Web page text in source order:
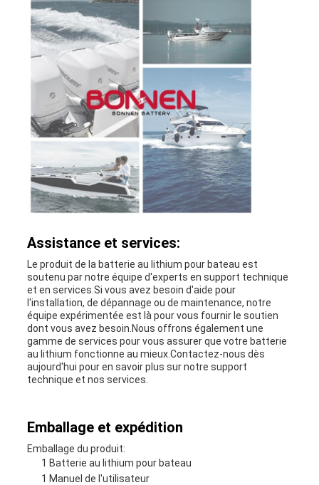
Assistance et services:
Le produit de la batterie au lithium pour bateau est
soutenu par notre équipe d'experts en support technique
et en services.Si vous avez besoin d'aide pour
l'installation, de dépannage ou de maintenance, notre
équipe expérimentée est là pour vous fournir le soutien
dont vous avez besoin.Nous offrons également une
gamme de services pour vous assurer que votre batterie
au lithium fonctionne au mieux.Contactez-nous dès
aujourd'hui pour en savoir plus sur notre support
technique et nos services.
Emballage et expédition
Emballage du produit:
1 Batterie au lithium pour bateau
1 Manuel de l'utilisateur